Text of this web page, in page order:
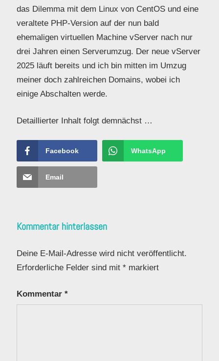
das Dilemma mit dem Linux von CentOS und eine
veraltete PHP-Version auf der nun bald
ehemaligen virtuellen Machine vServer nach nur
drei Jahren einen Serverumzug. Der neue vServer
2025 läuft bereits und ich bin mitten im Umzug
meiner doch zahlreichen Domains, wobei ich
einige Abschalten werde.
Detaillierter Inhalt folgt demnächst …
Facebook WhatsApp
Email
Kommentar hinterlassen
Deine E-Mail-Adresse wird nicht veröffentlicht.
Erforderliche Felder sind mit * markiert
Kommentar *